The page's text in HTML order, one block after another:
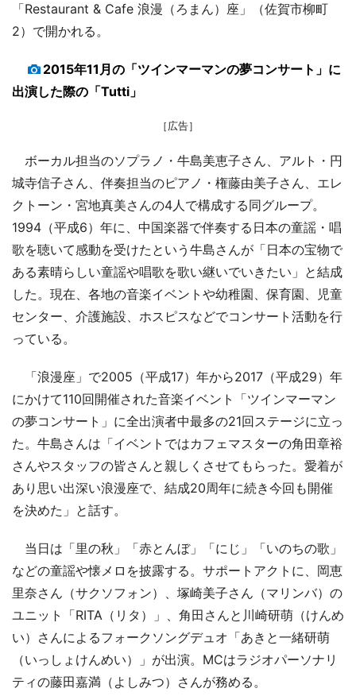
「Restaurant & Cafe 浪漫（ろまん）座」（佐賀市柳町
2）で開かれる。
2015年11月の「ツインマーマンの夢コンサート」に
出演した際の「Tutti」
［広告］
ボーカル担当のソプラノ・牛島美恵子さん、アルト・円
城寺信子さん、伴奏担当のピアノ・権藤由美子さん、エレ
クトーン・宮地真美さんの4人で構成する同グループ。
1994（平成6）年に、中国楽器で伴奏する日本の童謡・唱
歌を聴いて感動を受けたという牛島さんが「日本の宝物で
ある素晴らしい童謡や唱歌を歌い継いでいきたい」と結成
した。現在、各地の音楽イベントや幼稚園、保育園、児童
センター、介護施設、ホスピスなどでコンサート活動を行
っている。
「浪漫座」で2005（平成17）年から2017（平成29）年
にかけて110回開催された音楽イベント「ツインマーマン
の夢コンサート」に全出演者中最多の21回ステージに立っ
た。牛島さんは「イベントではカフェマスターの角田章裕
さんやスタッフの皆さんと親しくさせてもらった。愛着が
あり思い出深い浪漫座で、結成20周年に続き今回も開催
を決めた」と話す。
当日は「里の秋」「赤とんぼ」「にじ」「いのちの歌」
などの童謡や懐メロを披露する。サポートアクトに、岡恵
里奈さん（サクソフォン）、塚崎美子さん（マリンバ）の
ユニット「RITA（リタ）」、角田さんと川崎研萌（けんめ
い）さんによるフォークソングデュオ「あきと一緒研萌
（いっしょけんめい）」が出演。MCはラジオパーソナリ
ティの藤田嘉満（よしみつ）さんが務める。